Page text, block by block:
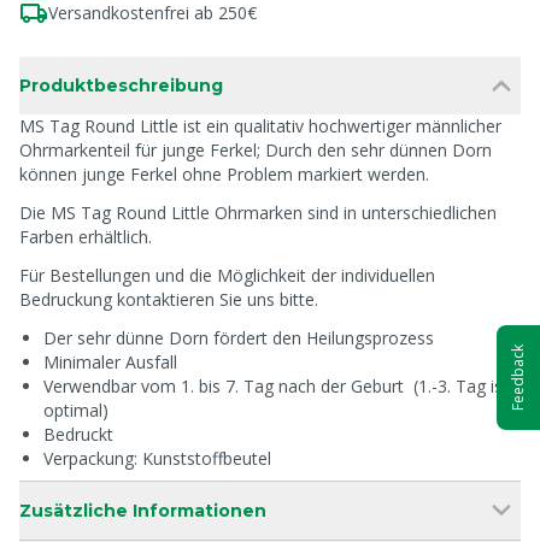
Versandkostenfrei ab 250€
Produktbeschreibung
MS Tag Round Little ist ein qualitativ hochwertiger männlicher
Ohrmarkenteil für junge Ferkel; Durch den sehr dünnen Dorn
können junge Ferkel ohne Problem markiert werden.
Die MS Tag Round Little Ohrmarken sind in unterschiedlichen
Farben erhältlich.
Für Bestellungen und die Möglichkeit der individuellen
Bedruckung kontaktieren Sie uns bitte.
Der sehr dünne Dorn fördert den Heilungsprozess
Minimaler Ausfall
Verwendbar vom 1. bis 7. Tag nach der Geburt (1.-3. Tag ist
optimal)
Bedruckt
Verpackung: Kunststoffbeutel
Zusätzliche Informationen
Feedback